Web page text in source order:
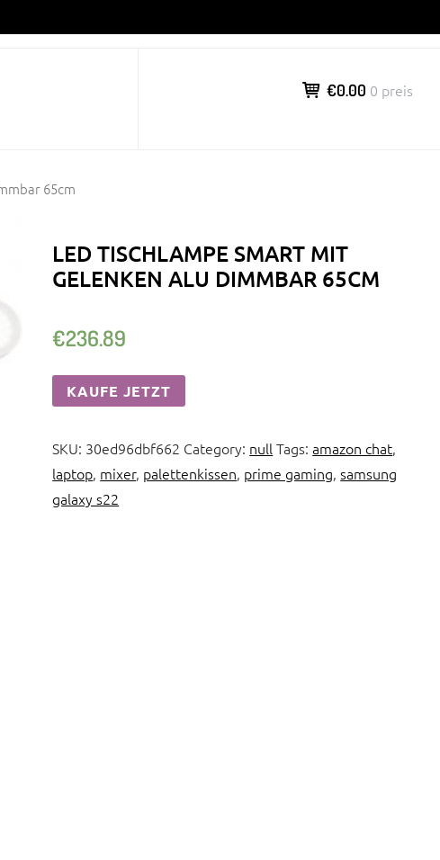
€0.00 0 preis
65cm
LED TISCHLAMPE SMART MIT
GELENKEN ALU DIMMBAR 65CM
€236.89
KAUFE JETZT
SKU: 30ed96dbf662 Category: nullTags:amazon chat,
laptop, mixer, palettenkissen, prime gaming,samsung
galaxy s22